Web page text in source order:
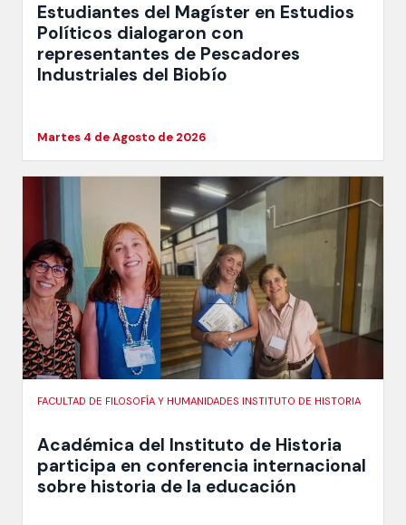
Estudiantes del Magíster en Estudios
Políticos dialogaron con
representantes de Pescadores
Industriales del Biobío
Martes 4 de Agosto de 2026
FACULTAD DE FILOSOFÍA Y HUMANIDADES INSTITUTO DE HISTORIA
Académica del Instituto de Historia
participa en conferencia internacional
sobre historia de la educación